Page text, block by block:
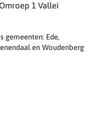
1 Vallei
gemeenten: Ede,
en Woudenberg